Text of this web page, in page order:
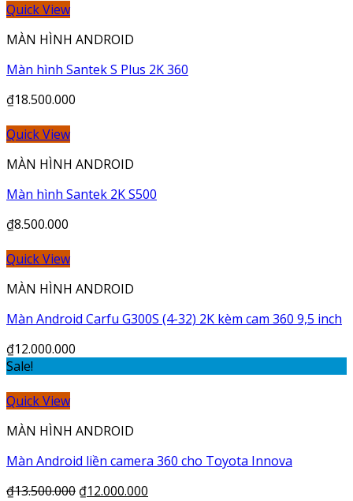
Quick View
MÀN HÌNH ANDROID
Màn hình Santek S Plus 2K 360
₫18.500.000
Quick View
MÀN HÌNH ANDROID
Màn hình Santek 2K S500
₫8.500.000
Quick View
MÀN HÌNH ANDROID
Màn Android Carfu G300S (4-32) 2K kèm cam 360 9,5 inch
₫12.000.000
Sale!
Quick View
MÀN HÌNH ANDROID
Màn Android liền camera 360 cho Toyota Innova
₫13.500.000 ₫12.000.000